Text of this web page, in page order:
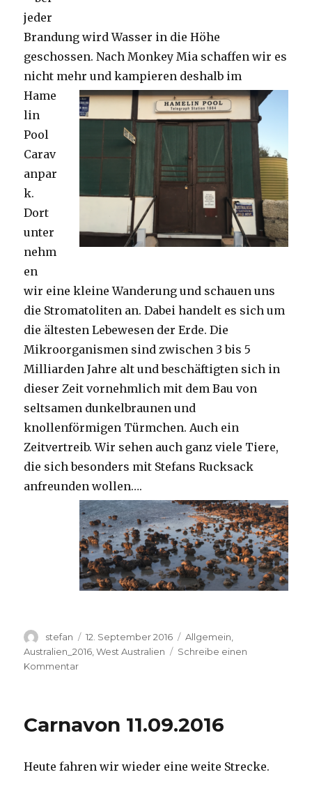
jeder
Brandung wird Wasser in die Höhe
geschossen. Nach Monkey Mia schaffen wir es
nicht mehr und kampieren deshalb im
Hame
lin
Pool
Carav
anpar
k.
Dort
unter
nehm
en
wir eine kleine Wanderung und schauen uns
die Stromatoliten an. Dabei handelt es sich um
die ältesten Lebewesen der Erde. Die
Mikroorganismen sind zwischen 3 bis 5
Milliarden Jahre alt und beschäftigten sich in
dieser Zeit vornehmlich mit dem Bau von
seltsamen dunkelbraunen und
knollenförmigen Türmchen. Auch ein
Zeitvertreib. Wir sehen auch ganz viele Tiere,
die sich besonders mit Stefans Rucksack
anfreunden wollen….
Autor
stefan
Veröffentlicht
am
12. September 2016 Kategorien
Allgemein
Australien_2016 ,West Australien
Schreibe einen
Kommentarzu
Carnavon 11.09.2016
Heute fahren wir wieder eine weite Strecke.